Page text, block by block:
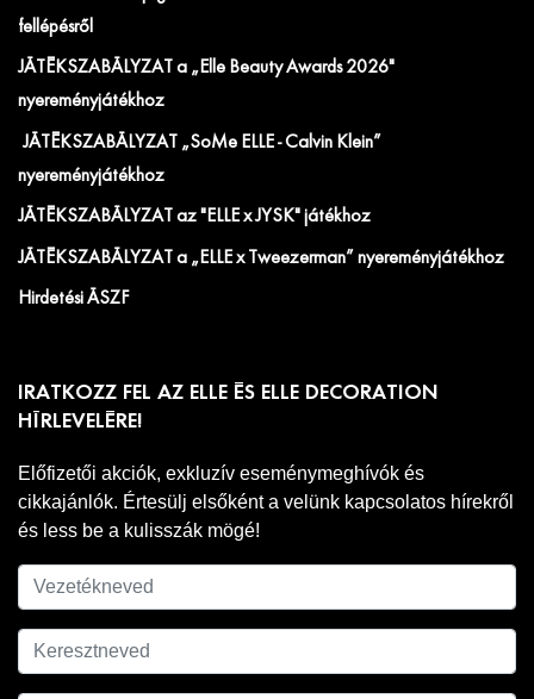
fellépésről
JÁTÉKSZABÁLYZAT a „Elle Beauty Awards 2026"
nyereményjátékhoz
JÁTÉKSZABÁLYZAT „SoMe ELLE - Calvin Klein”
nyereményjátékhoz
JÁTÉKSZABÁLYZAT az "ELLE x JYSK" játékhoz
JÁTÉKSZABÁLYZAT a „ELLE x Tweezerman” nyereményjátékhoz
Hirdetési ÁSZF
IRATKOZZ FEL AZ ELLE ÉS ELLE DECORATION
HÍRLEVELÉRE!
Előfizetői akciók, exkluzív eseménymeghívók és
cikkajánlók. Értesülj elsőként a velünk kapcsolatos hírekről
és less be a kulisszák mögé!